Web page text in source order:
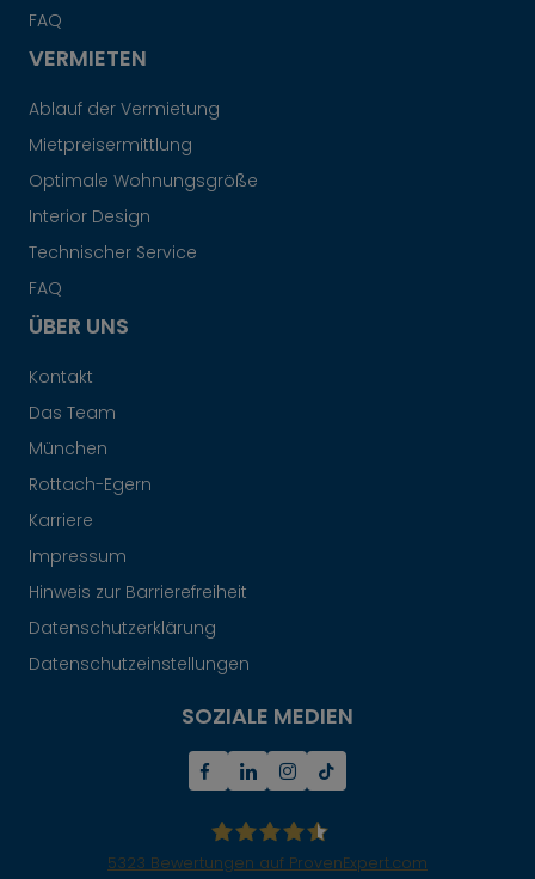
FAQ
VERMIETEN
Ablauf der Vermietung
Mietpreisermittlung
Optimale Wohnungsgröße
Interior Design
Technischer Service
FAQ
ÜBER UNS
Kontakt
Das Team
München
Rottach-Egern
Karriere
Impressum
Hinweis zur Barrierefreiheit
Datenschutzerklärung
Datenschutzeinstellungen
SOZIALE MEDIEN
5323 Bewertungen auf ProvenExpert.com